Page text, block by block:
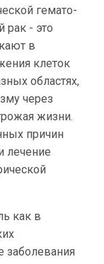
гемато-
рак - это
в
клеток
областях,
через
жизни.
причин
лечение
как в
заболевания